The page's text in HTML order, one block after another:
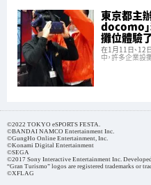
東京都主
docomo
攤位體驗
在1月11日、12
中，許多企業設
©2022 TOKYO eSPORTS FESTA.
©BANDAI NAMCO Entertainment Inc.
©GungHo Online Entertainment, Inc.
©Konami Digital Entertainment
©SEGA
©2017 Sony Interactive Entertainment Inc.
“Gran Turismo” logos are registered trademarks or
©XFLAG